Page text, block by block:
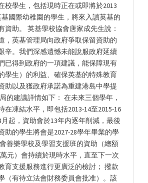
校學生，包括現時正在或即將於2013
國際幼稚園的學生，將來入讀英基的
資助。 英基學校協會唐家成先生說：
，英基管理局向政府爭取保留資助的
辛。我們深感遺憾未能說服政府延續
已得到政府的一項建議，能保障現有
學生）的利益、確保英基的特殊教育
助以及獲政府承諾為重建港島中學提
的建議詳情如下： 在未來三個學年，
在凍結水平，即包括2013-14至2015-16
起，資助會於13年内逐年削減，最後
助的學生將會是2027-28學年畢業的學
善樂學校及學習支援班的資助（總額
元）會持續於現時水平，直至下一次
育支援服務進行更廣泛的檢討； 撥款
（有待立法會財務委員會批准）。該